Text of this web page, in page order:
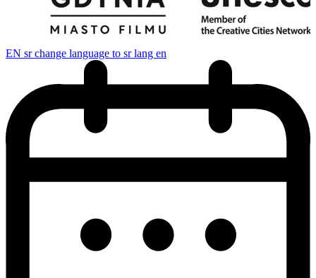
EN sr change language to sr lang en